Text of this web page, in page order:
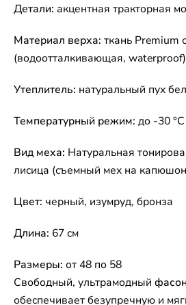
Детали: акцентная тракторная
Материал верха: ткань Premium
(водоотталкивающая, waterproof)
Утеплитель: натуральный пух
Температурный режим: до -30 °C
Вид меха: Натуральная
лисица (съемный мех на
Цвет: черный, изумруд, бронза
Длина: 67 см
Размеры: от 48 по 58
Свободный, ультрамодный
обеспечивает безупречную и